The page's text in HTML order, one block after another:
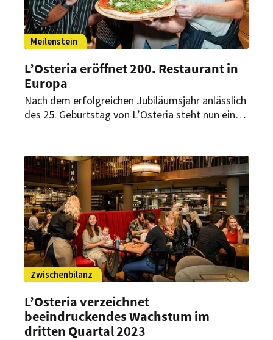
Meilenstein
L’Osteria eröffnet 200. Restaurant in
Europa
Nach dem erfolgreichen Jubiläumsjahr anlässlich
des 25. Geburtstag von L’Osteria steht nun ein
Europa seine Türen.
Zwischenbilanz
L’Osteria verzeichnet
beeindruckendes Wachstum im
dritten Quartal 2023